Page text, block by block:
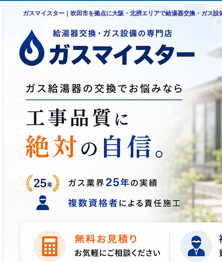
ガスマイスター｜吹田市を拠点に大阪・北摂エリアで給湯器交換・ガス